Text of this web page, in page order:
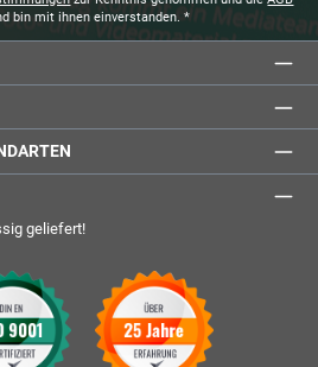
bin mit ihnen einverstanden. *
geliefert!